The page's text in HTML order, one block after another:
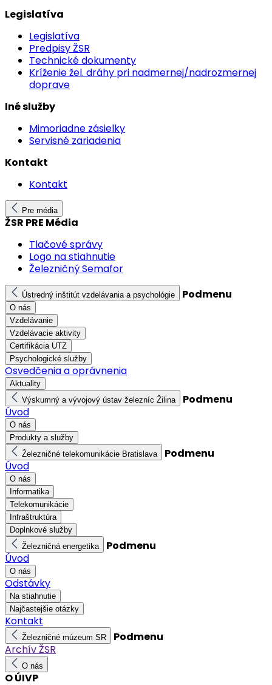
Legislatíva
Legislatíva
Predpisy ŽSR
Technické dokumenty
Kríženie žel. dráhy pri nadmernej/nadrozmernej
doprave
Iné služby
Mimoriadne zásielky
Servisné zariadenia
Kontakt
Kontakt
Pre média
ŽSR PRE Média
Tlačové správy
Logo na stiahnutie
Železničný Semafor
Ústredný inštitút vzdelávania a psychológie Podmenu
O nás
Vzdelávanie
Vzdelávacie aktivity
Certifikácia UTZ
Psychologické služby
Osvedčenia a oprávnenia
Aktuality
Výskumný a vývojový ústav železníc Žilina
Podmenu
Úvod
O nás
Produkty a služby
Železničné telekomunikácie Bratislava
Podmenu
Úvod
O nás
Informatika
Telekomunikácie
Infraštruktúra
Doplnkové služby
Železničná energetika
Podmenu
Úvod
O nás
Odstávky
Na stiahnutie
Najčastejšie otázky
Kontakt
Železničné múzeum SR
Podmenu
Archív ŽSR
O nás
O ÚIVP